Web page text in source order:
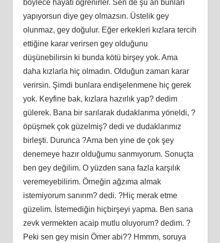
böylece hayatı öğrenirler. Sen de şu an bunları
yapıyorsun diye gey olmazsın. Üstelik gey
olunmaz, gey doğulur. Eğer erkekleri kızlara tercih
ettiğine karar verirsen gey olduğunu
düşünebilirsin ki bunda kötü birşey yok. Ama
daha kızlarla hiç olmadın. Olduğun zaman karar
verirsin. Şimdi bunlara endişelenmene hiç gerek
yok. Keyfine bak, kızlara hazırlık yap? dedim
gülerek. Bana bir sarılarak dudaklarıma yöneldi, ?
öpüşmek çok güzelmiş? dedi ve dudaklarımız
birleşti. Durunca ?Ama ben yine de çok şey
denemeye hazır olduğumu sanmıyorum. Sonuçta
ben gey değilim. O yüzden sana fazla karşılık
veremeyebilirim. Örneğin ağzıma almak
istemiyorum sanırım? dedi. ?Hiç merak etme
güzelim. İstemediğin hiçbirşeyi yapma. Ben sana
zevk vermekten acaip mutlu oluyorum? dedim. ?
Peki sen gey misin Ömer abi?? Hmmm, soruya